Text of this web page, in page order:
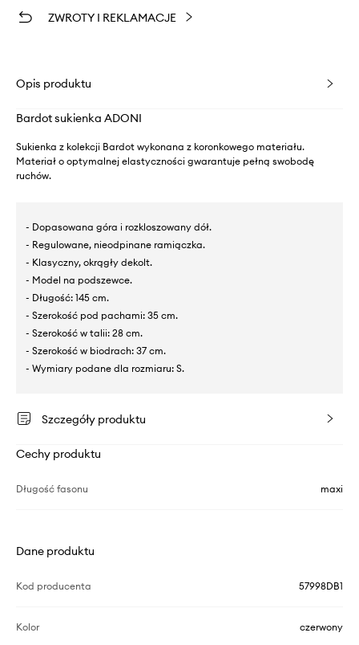
ZWROTY I REKLAMACJE
Opis produktu
Bardot sukienka ADONI
Sukienka z kolekcji Bardot wykonana z koronkowego materiału.
Materiał o optymalnej elastyczności gwarantuje pełną swobodę
ruchów.
- Dopasowana góra i rozkloszowany dół.
- Regulowane, nieodpinane ramiączka.
- Klasyczny, okrągły dekolt.
- Model na podszewce.
- Długość: 145 cm.
- Szerokość pod pachami: 35 cm.
- Szerokość w talii: 28 cm.
- Szerokość w biodrach: 37 cm.
- Wymiary podane dla rozmiaru: S.
Szczegóły produktu
Cechy produktu
Długość fasonu maxi
Dane produktu
Kod producenta 57998DB1
Kolor czerwony